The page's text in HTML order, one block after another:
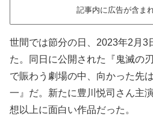
記事内に広告が含ま
世間では節分の日、2023年2月3
た。同日に公開された『鬼滅の
で賑わう劇場の中、向かった先
一』だ。新たに豊川悦司さん主
想以上に面白い作品だった。